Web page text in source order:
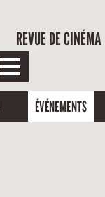
REVUE DE CINÉMA
ÉVÉNEMENTS